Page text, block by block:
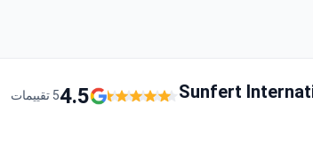
Sunfert
4.55 تقييمات